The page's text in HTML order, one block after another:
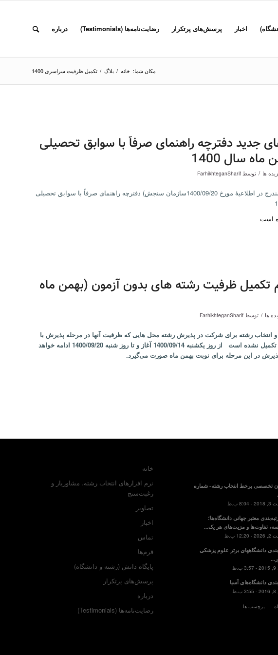
اخبار پرسش‌های پرتکرار رضایت‌نامه‌ها (Testimonials) درباره
مکان شما: خانه / بلاگ / تکمیل ظرفیت سراسری 1400
جدید دفترچه راهنمای صرفاً با سوابق تحصیلی
سال 1400
ها / توسط FarhikhteganSharif
دانلود جداول رشته محل های جدید (مندرج در اطلاعیۀ مورخ 1400/09/20سازمان سنجش) دفترچه راهنمای صرفاً با سوابق تحصیلی
تکمیل ظرفیت رشته های بدون آزمون (بهمن ماه
ها / توسط FarhikhteganSharif
رشته برای شرکت در پذیرش رشته محل هایی که ظرفیت آنها در مرحله پذیرش با
سوابق تحصیلی سراسري سال 1400 تکمیل نشده است از روز يکشنبه 1400/09/14 آغاز و تا روز شنبه 1400/09/20 ادامه خواهد
در این مرحله برای نوبت بهمن ماه صورت می‌گیرد.
تخصصی برخط انتخاب رشته- شماره
ب.ظ
معتبر جهانی دانشگاه‌ها؛
تفاوت‌ها و مزیت‌های هر یک...
ب.ظ
بندی دانشگاههای برتر علوم پزشکی
بندی دانشگاه‌های آسیا
برچسب ها
خانه
نرم افزارهای انتخاب رشته، مشاوریار و
رغبت‌سنج
تصاویر
اخبار
تماس
فرم‌ها
پایگاه دانش (رشته و دانشگاه)
پرسش‌های پرتکرار
درباره
رضایت‌نامه‌ها (Testimonials)